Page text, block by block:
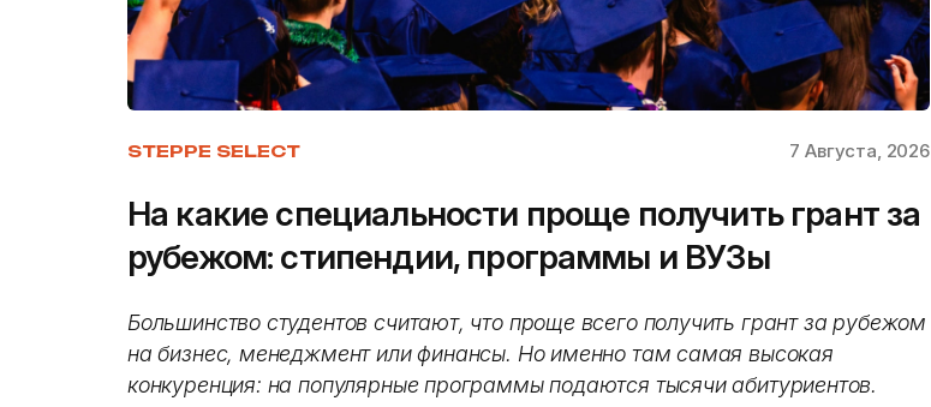
STEPPE SELECT 7 Августа, 2026
На какие специальности проще получить грант за
рубежом: стипендии, программы и ВУЗы
Большинство студентов считают, что проще всего получить грант за рубежом
на бизнес, менеджмент или финансы. Но именно там самая высокая
конкуренция: на популярные программы подаются тысячи абитуриентов.